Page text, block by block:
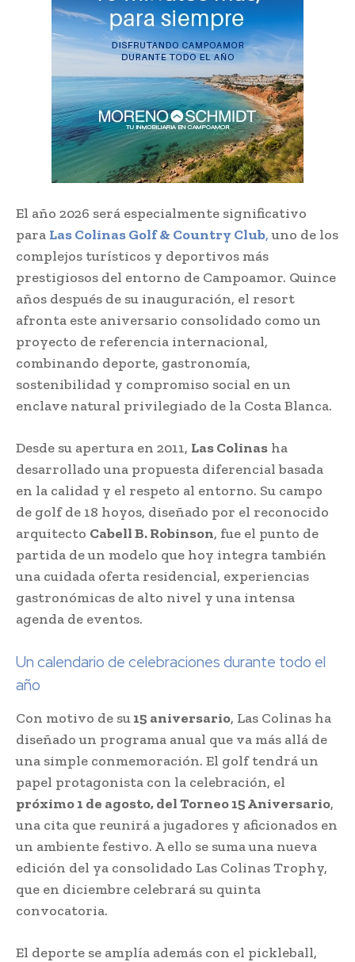
El año 2026 será especialmente significativo
para Las Colinas Golf & Country Club,uno de los
complejos turísticos y deportivos más
prestigiosos del entorno de Campoamor. Quince
años después de su inauguración, el resort
afronta este aniversario consolidado como un
proyecto de referencia internacional,
combinando deporte, gastronomía,
sostenibilidad y compromiso social en un
enclave natural privilegiado de la Costa Blanca.
Desde su apertura en 2011, Las Colinas ha
desarrollado una propuesta diferencial basada
en la calidad y el respeto al entorno. Su campo
de golf de 18 hoyos, diseñado por el reconocido
arquitecto Cabell B. Robinson, fue el punto de
partida de un modelo que hoy integra también
una cuidada oferta residencial, experiencias
gastronómicas de alto nivel y una intensa
agenda de eventos.
Un calendario de celebraciones durante todo el
año
Con motivo de su15 aniversario, Las Colinas ha
diseñado un programa anual que va más allá de
una simple conmemoración. El golf tendrá un
papel protagonista con la celebración, el
próximo 1 de agosto, del Torneo 15 Aniversario,
una cita que reunirá a jugadores y aficionados en
un ambiente festivo. A ello se suma una nueva
edición del ya consolidado Las Colinas Trophy,
que en diciembre celebrará su quinta
convocatoria.
El deporte se amplía además con el pickleball,